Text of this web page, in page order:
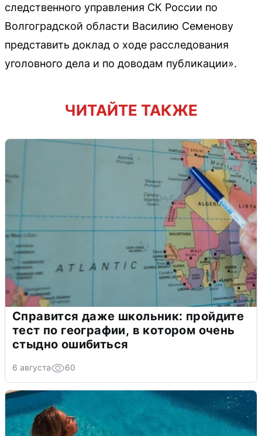
следственного управления СК России по
Волгоградской области Василию Семенову
представить доклад о ходе расследования
уголовного дела и по доводам публикации».
ЧИТАЙТЕ ТАКЖЕ
Справится даже школьник: пройдите
тест по географии, в котором очень
стыдно ошибиться
6 августа 60